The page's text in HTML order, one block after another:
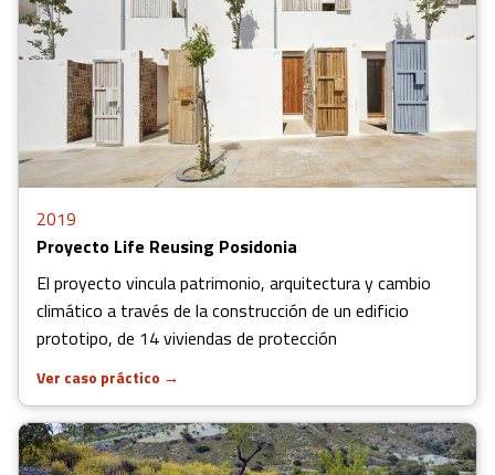
2019
Proyecto Life Reusing Posidonia
El proyecto vincula patrimonio, arquitectura y cambio
climático a través de la construcción de un edificio
prototipo, de 14 viviendas de protección
Ver caso práctico →